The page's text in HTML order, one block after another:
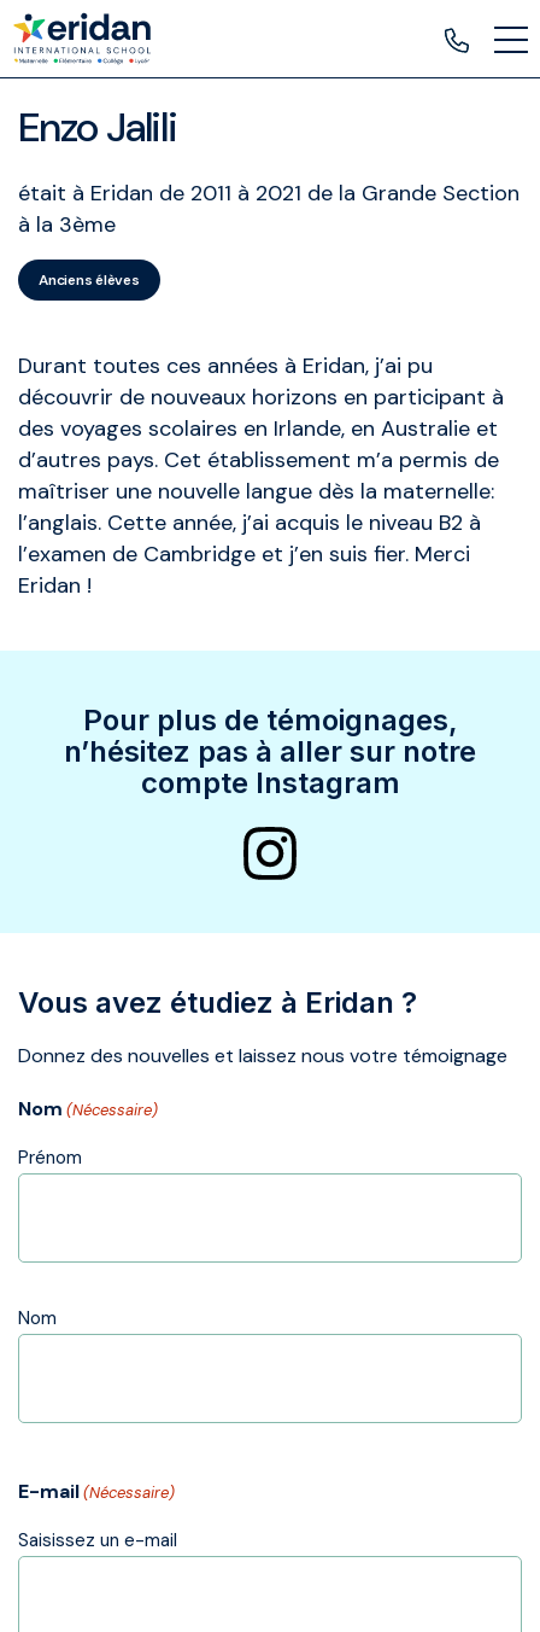
Enzo Jalili
était à Eridan de 2011 à 2021 de la Grande Section
à la 3ème
Anciens élèves
Durant toutes ces années à Eridan, j’ai pu
découvrir de nouveaux horizons en participant à
des voyages scolaires en Irlande, en Australie et
d’autres pays. Cet établissement m’a permis de
maîtriser une nouvelle langue dès la maternelle:
l’anglais. Cette année, j’ai acquis le niveau B2 à
l’examen de Cambridge et j’en suis fier. Merci
Eridan !
Pour plus de témoignages,
n’hésitez pas à aller sur notre
compte Instagram
Vous avez étudiez à Eridan ?
Donnez des nouvelles et laissez nous votre témoignage
Nom (Nécessaire)
Prénom
Nom
E-mail(Nécessaire)
Saisissez un e-mail